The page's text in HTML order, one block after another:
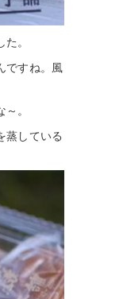
。
ですね。風
。
蒸している